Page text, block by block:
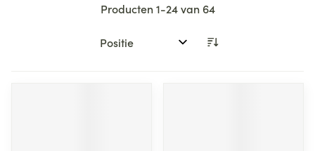
Producten1-24van 64
Sorteer op: